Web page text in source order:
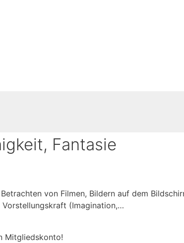
Fantasie
von Filmen, Bildern auf dem
(Imagination,…
Mitgliedskonto!